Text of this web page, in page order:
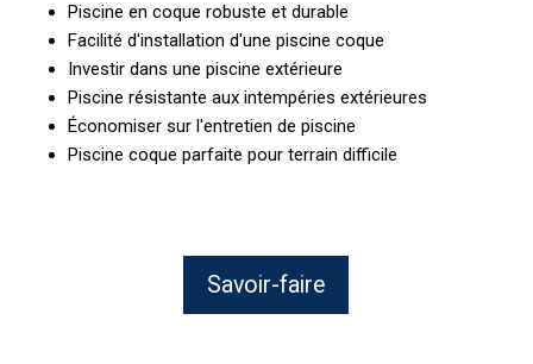
Piscine en coque robuste et durable
Facilité d'installation d'une piscine coque
Investir dans une piscine extérieure
Piscine résistante aux intempéries extérieures
Économiser sur l'entretien de piscine
Piscine coque parfaite pour terrain difficile
Savoir-faire